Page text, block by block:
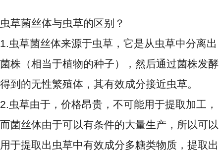
虫草菌丝体与虫草的区别？
1.虫草菌丝体来源于虫草，它是从虫草中分离出
菌株（相当于植物的种子），然后通过菌株发酵
得到的无性繁殖体，其有效成分接近虫草。
2.虫草由于，价格昂贵，不可能用于提取加工，
而菌丝体由于可以有条件的大量生产，所以可以
用于提取出虫草中有效成分多糖类物质，提取出